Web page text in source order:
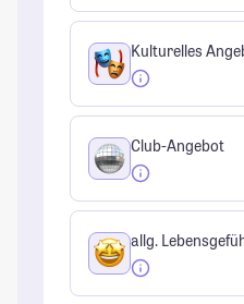
Kulturelles
Club-Angebot
allg.